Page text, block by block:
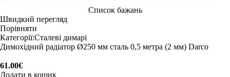
Список бажань
Швидкий перегляд
Порівняти
Категорії:Сталеві димарі
Димохідний радіатор Ø250 мм сталь 0,5 метра (2 мм) Darco
61.00€
Додати в кошик